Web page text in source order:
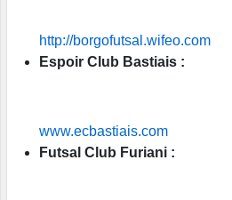
http://borgofutsal.wifeo.com
Espoir Club Bastiais :
www.ecbastiais.com
Futsal Club Furiani :